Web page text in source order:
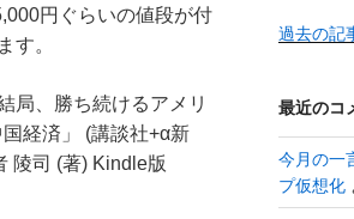
円ぐらいの値段が付
す。
結局、勝ち続けるアメリ
経済」 (講談社+α新
陵司 (著) Kindle版
過去の記
最近のコ
今月の一
プ仮想化